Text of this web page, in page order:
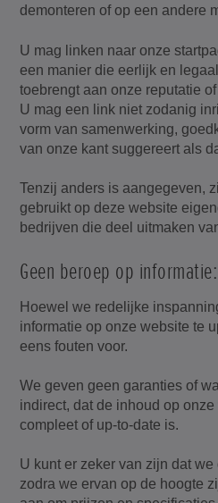
demonteren of op een andere
U mag linken naar onze
een manier die eerlijk en
toebrengt aan onze reputatie
U mag een link niet zodanig
vorm van samenwerking,
van onze kant suggereert als
Tenzij anders is aangegeven,
gebruikt op deze website
bedrijven die deel uitmaken
Geen beroep op informatie:
Hoewel we redelijke
informatie op onze website te
eens fouten voor.
We geven geen garanties of
indirect, dat de inhoud op
compleet of up-to-date is.
U kunt er zeker van zijn dat
zodra we ervan op de hoogte